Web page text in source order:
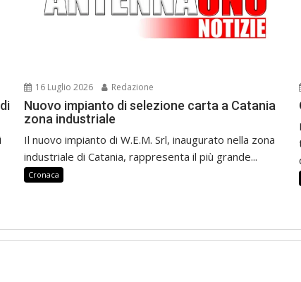
16 Luglio 2026 Redazione
Nuovo impianto di selezione carta a Catania
zona industriale
Il nuovo impianto di W.E.M. Srl, inaugurato nella zona
industriale di Catania, rappresenta il più grande...
Cronaca